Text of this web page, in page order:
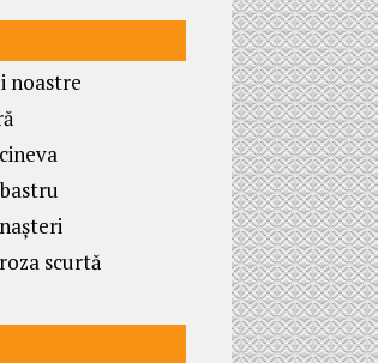
noastre
scurtă